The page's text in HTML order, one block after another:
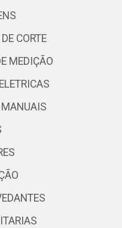
CORTE
MEDIÇÃO
MANUAIS